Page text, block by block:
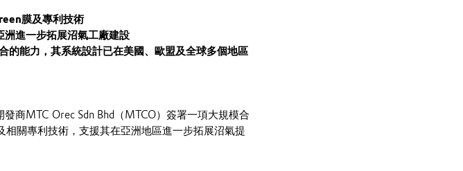
膜及專利技術
洲進一步拓展沼氣工廠建設
的能力，其系統設計已在美國、歐盟及全球多個地區
商MTC Orec Sdn Bhd（MTCO）簽署一項大規模合
關專利技術，支援其在亞洲地區進一步拓展沼氣提